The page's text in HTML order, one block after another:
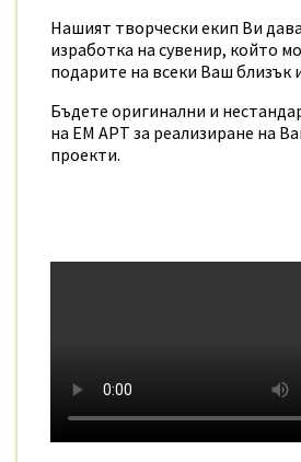
Нашият творчески екип Ви
изработка на сувенир, който
подарите на всеки Ваш близък
Бъдете оригинални и
на ЕМ АРТ за реализиране на
проекти.